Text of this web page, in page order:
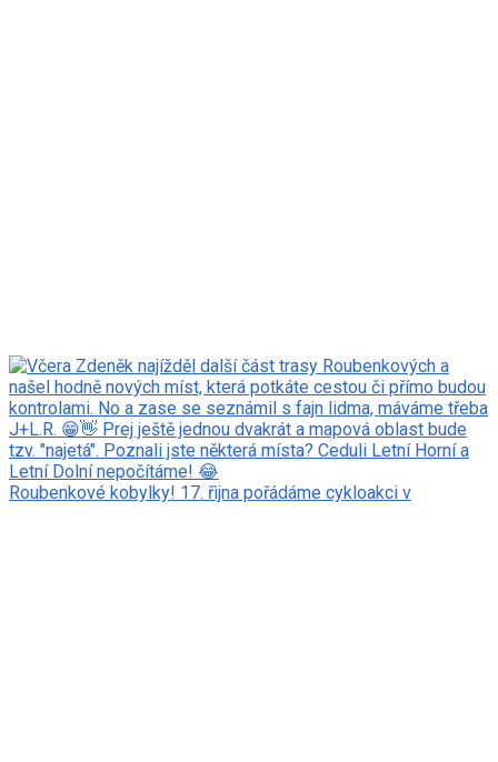
Roubenkové kobylky! 17. řìjna pořádáme cykloakci v